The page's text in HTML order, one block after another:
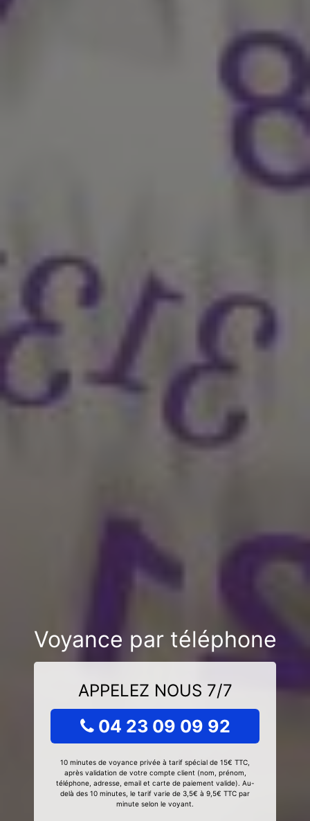
Voyance par téléphone
APPELEZ NOUS 7/7
04 23 09 09 92
10 minutes de voyance privée à tarif spécial de 15€ TTC,
après validation de votre compte client (nom, prénom,
téléphone, adresse, email et carte de paiement valide). Au-
delà des 10 minutes, le tarif varie de 3,5€ à 9,5€ TTC par
minute selon le voyant.